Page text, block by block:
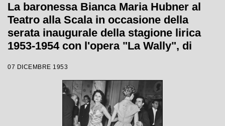
La baronessa Bianca Maria Hubner al
Teatro alla Scala in occasione della
serata inaugurale della stagione lirica
1953-1954 con l'opera "La Wally", di
Giulini, con la regia di Tatiana Pavlova
07 DICEMBRE 1953